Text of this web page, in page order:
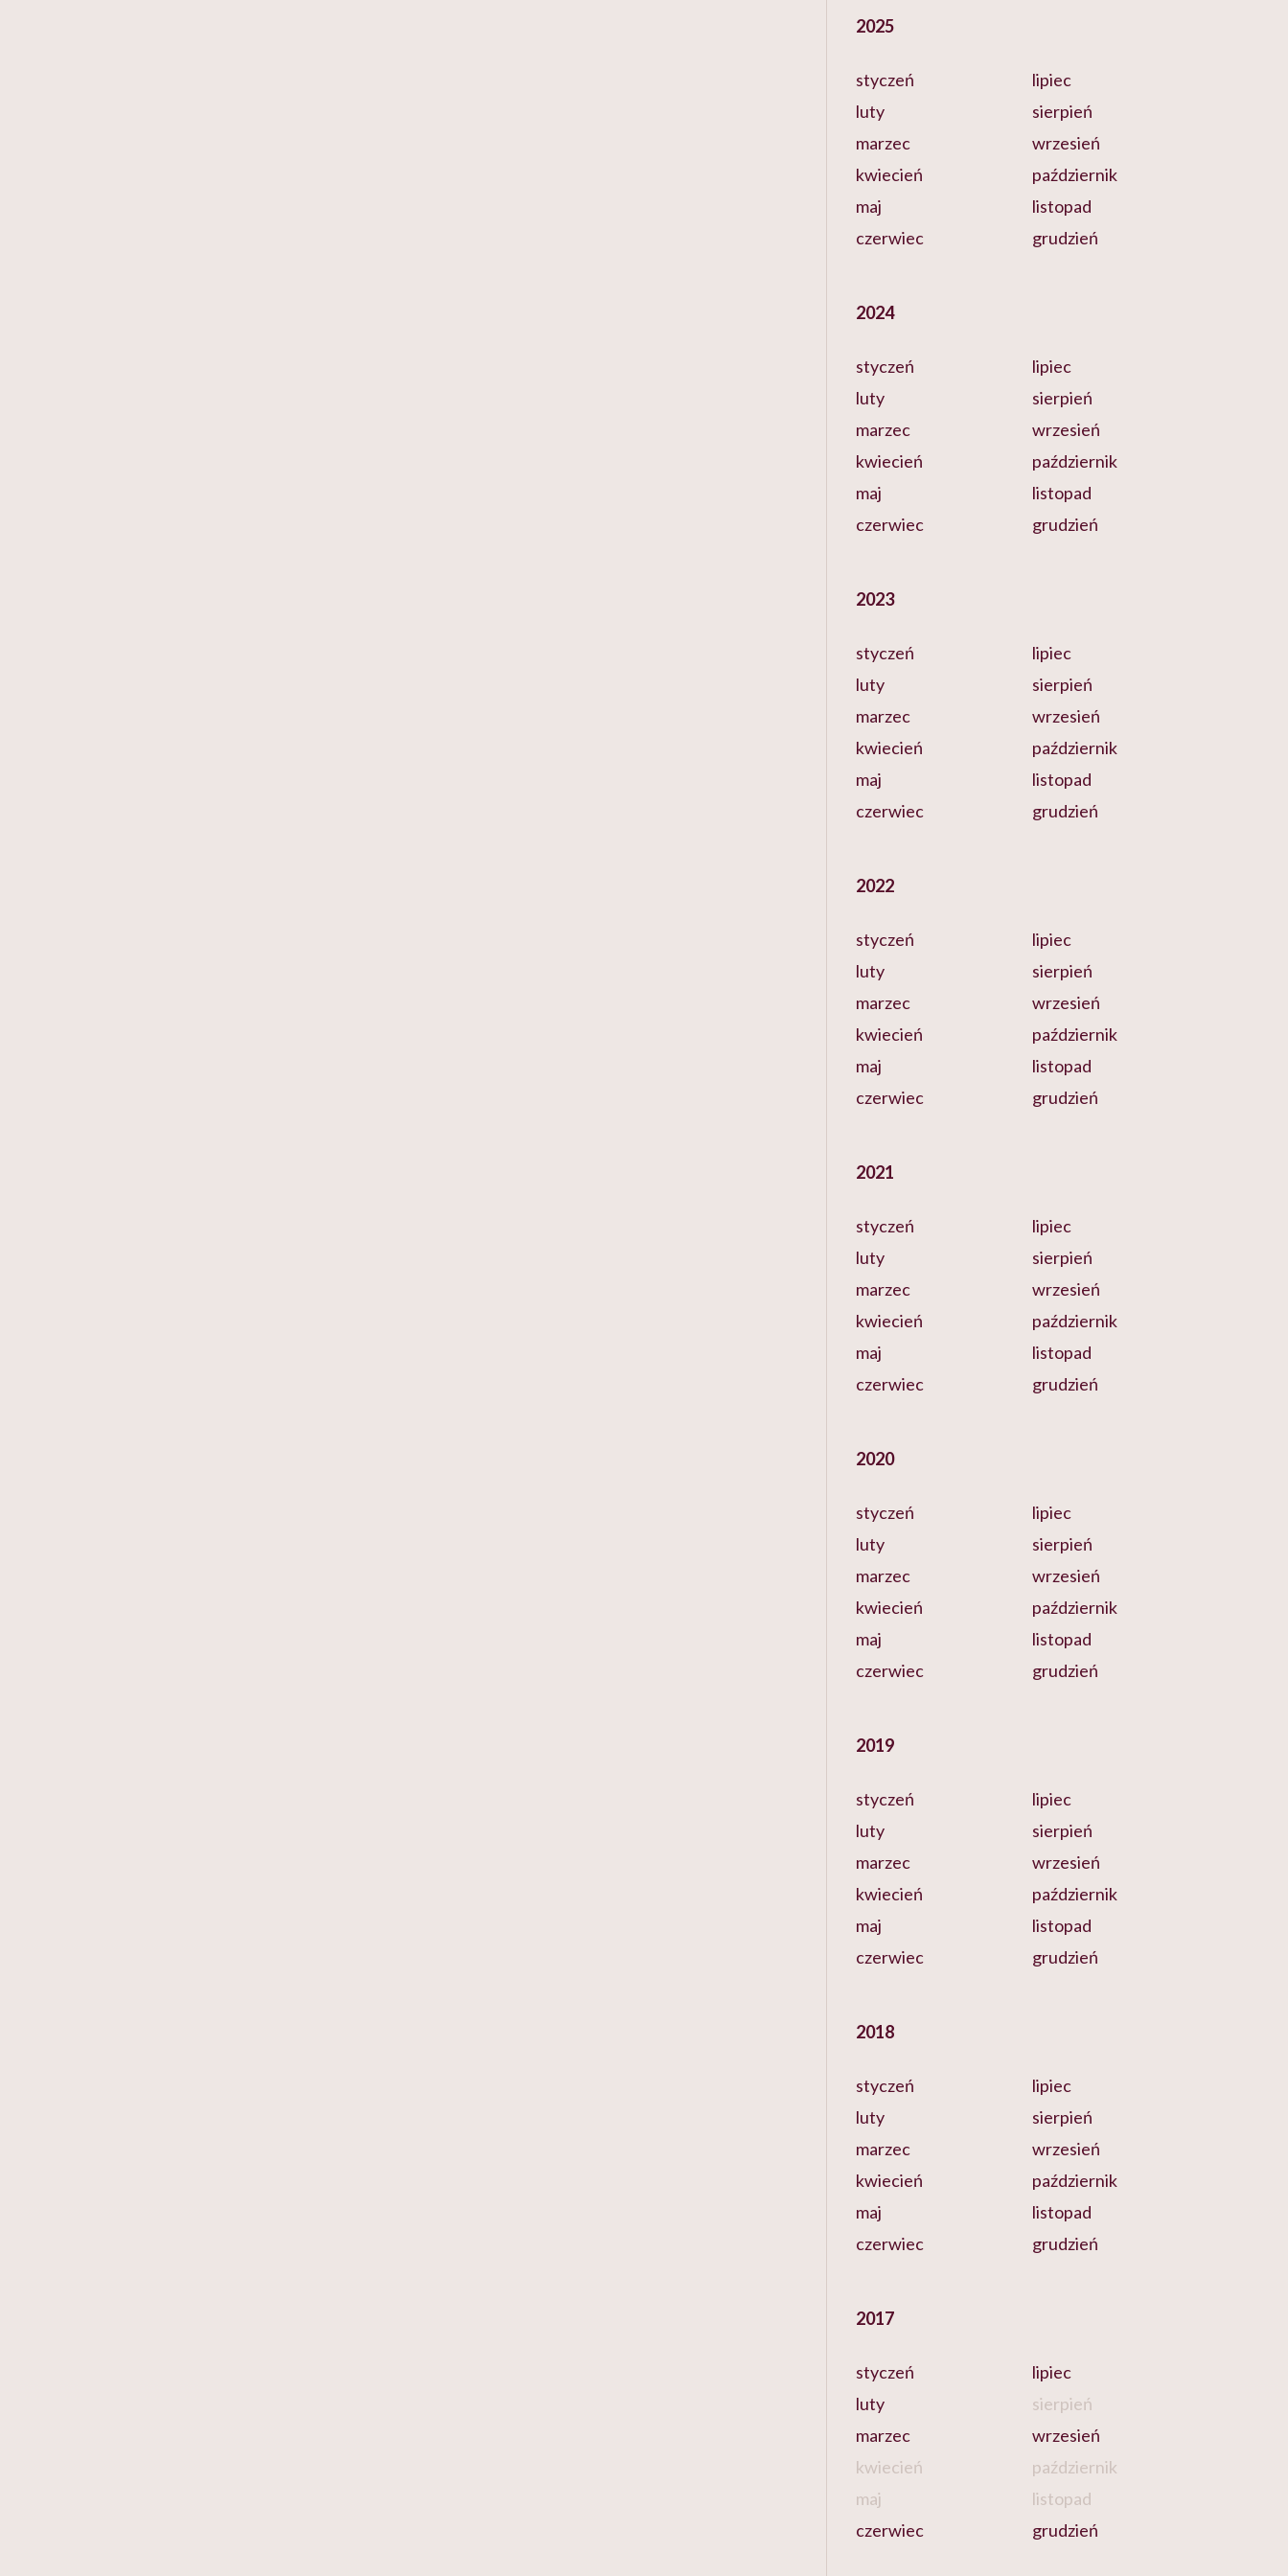
2025
styczeń
luty
marzec
kwiecień
maj
czerwiec
lipiec
sierpień
wrzesień
październik
listopad
grudzień
2024
styczeń
luty
marzec
kwiecień
maj
czerwiec
lipiec
sierpień
wrzesień
październik
listopad
grudzień
2023
styczeń
luty
marzec
kwiecień
maj
czerwiec
lipiec
sierpień
wrzesień
październik
listopad
grudzień
2022
styczeń
luty
marzec
kwiecień
maj
czerwiec
lipiec
sierpień
wrzesień
październik
listopad
grudzień
2021
styczeń
luty
marzec
kwiecień
maj
czerwiec
lipiec
sierpień
wrzesień
październik
listopad
grudzień
2020
styczeń
luty
marzec
kwiecień
maj
czerwiec
lipiec
sierpień
wrzesień
październik
listopad
grudzień
2019
styczeń
luty
marzec
kwiecień
maj
czerwiec
lipiec
sierpień
wrzesień
październik
listopad
grudzień
2018
styczeń
luty
marzec
kwiecień
maj
czerwiec
lipiec
sierpień
wrzesień
październik
listopad
grudzień
2017
styczeń
luty
marzec
kwiecień
maj
czerwiec
lipiec
sierpień
wrzesień
październik
listopad
grudzień